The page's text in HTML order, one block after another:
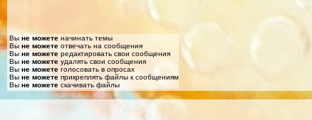
Вы не можете начинать темы
Вы не можете отвечать на сообщения
Вы не можете редактировать свои сообщения
Вы не можете удалять свои сообщения
Вы не можете голосовать в опросах
Вы не можете прикреплять файлы к сообщениям
Вы не можете скачивать файлы